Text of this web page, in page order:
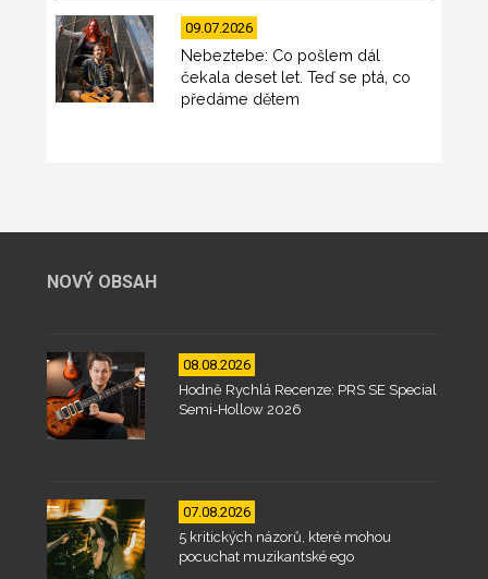
09.07.2026
Nebeztebe: Co pošlem dál
čekala deset let. Teď se ptá, co
předáme dětem
NOVÝ OBSAH
08.08.2026
Hodně Rychlá Recenze: PRS SE Special
Semi-Hollow 2026
07.08.2026
5 kritických názorů, které mohou
pocuchat muzikantské ego